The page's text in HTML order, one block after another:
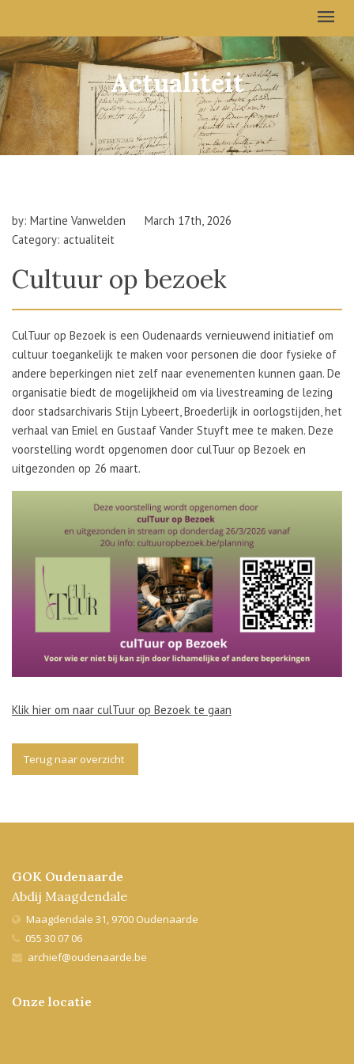
Actualiteit
by: Martine Vanwelden
March 17th, 2026
Category: actualiteit
Cultuur op bezoek
CulTuur op Bezoek is een Oudenaards vernieuwend initiatief om
cultuur toegankelijk te maken voor personen die door fysieke of
andere beperkingen niet zelf naar evenementen kunnen gaan. De
organisatie biedt de mogelijkheid om via livestreaming de lezing
door stadsarchivaris Stijn Lybeert, Broederlijk in oorlogstijden, het
verhaal van Emiel en Gustaaf Vander Stuyft mee te maken. Deze
voorstelling wordt opgenomen door culTuur op Bezoek en
uitgezonden op 26 maart.
Klik hier om naar culTuur op Bezoek te gaan
Terug naar overzicht
GOK Oudenaarde
Abdij Maagdendale
Maagdendale 31, 9700 Oudenaarde
055 30 07 06
archief@oudenaarde.be
Onze locatie